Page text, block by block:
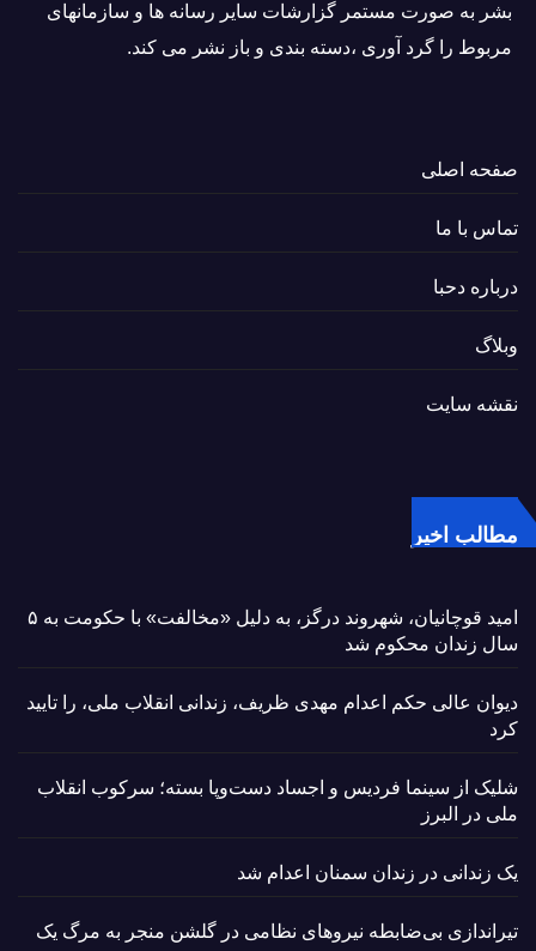
بشر به صورت مستمر گزارشات سایر رسانه ها و سازمانهای
مربوط را گرد آوری ،دسته بندی و باز نشر می كند.
صفحه اصلی
تماس با ما
درباره دحبا
وبلاگ
نقشه سایت
مطالب اخیر
امید قوچانیان، شهروند درگز، به دلیل «مخالفت» با حکومت به ۵
سال زندان محکوم شد
دیوان عالی حکم اعدام مهدی ظریف، زندانی انقلاب ملی، را تایید
کرد
شلیک از سینما فردیس و اجساد دست‌وپا بسته؛ سرکوب انقلاب
ملی در البرز
یک زندانی در زندان سمنان اعدام شد
تیراندازی بی‌ضابطه نیروهای نظامی در گلشن منجر به مرگ یک